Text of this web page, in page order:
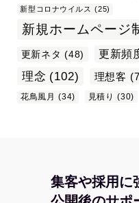
新型コロナウイルス (25)
新規ホームページ
更新ネタ (48) 更新頻
理念 (102) 理想客
花鳥風月 (34) 見積り (30)
集客や採用に